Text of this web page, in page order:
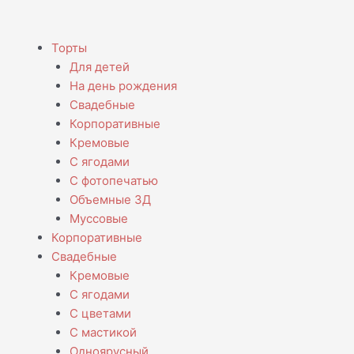
Торты
Для детей
На день рождения
Свадебные
Корпоративные
Кремовые
С ягодами
С фотопечатью
Объемные 3Д
Муссовые
Корпоративные
Свадебные
Кремовые
С ягодами
С цветами
С мастикой
Menu